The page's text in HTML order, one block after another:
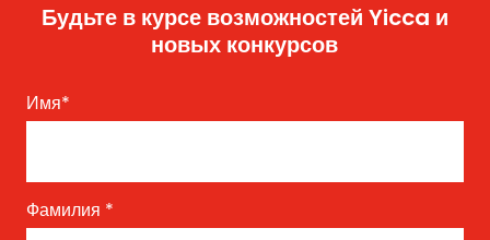
Будьте в курсе возможностей Yicca и
новых конкурсов
Имя*
Фамилия *